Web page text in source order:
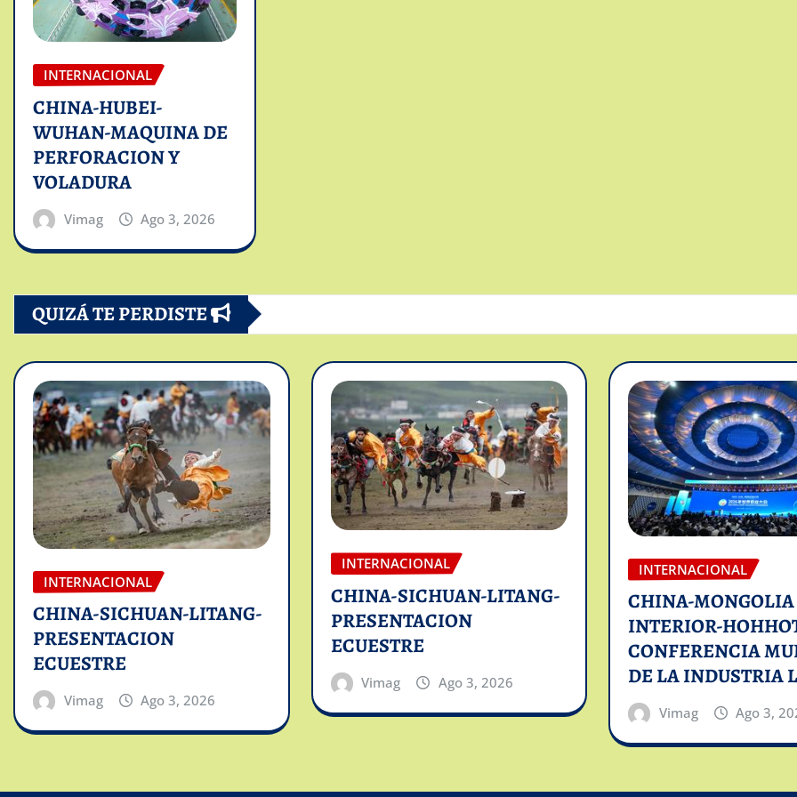
INTERNACIONAL
CHINA-HUBEI-
WUHAN-MAQUINA DE
PERFORACION Y
VOLADURA
Vimag Ago 3, 2026
QUIZÁ TE PERDISTE
INTERNACIONAL
CHINA-SICHUAN-LITANG-
PRESENTACION
ECUESTRE
Vimag Ago 3, 2026
INTERNACIONAL
CHINA-SICHUAN-LITANG-
PRESENTACION
ECUESTRE
Vimag Ago 3, 2026
INTERNACIONAL
CHINA-MONGOLIA
INTERIOR-
CONFERENCIA
DE LA INDUSTRIA
Vimag Ago 3,